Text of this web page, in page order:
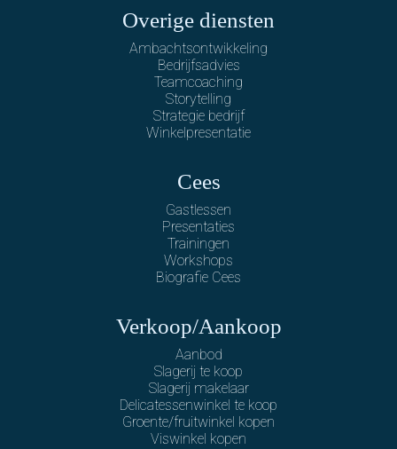
Overige diensten
Ambachtsontwikkeling
Bedrijfsadvies
Teamcoaching
Storytelling
Strategie bedrijf
Winkelpresentatie
Cees
Gastlessen
Presentaties
Trainingen
Workshops
Biografie Cees
Verkoop/Aankoop
Aanbod
Slagerij te koop
Slagerij makelaar
Delicatessenwinkel te koop
Groente/fruitwinkel kopen
Viswinkel kopen